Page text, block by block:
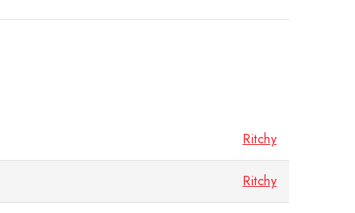
Ritchy
Ritchy